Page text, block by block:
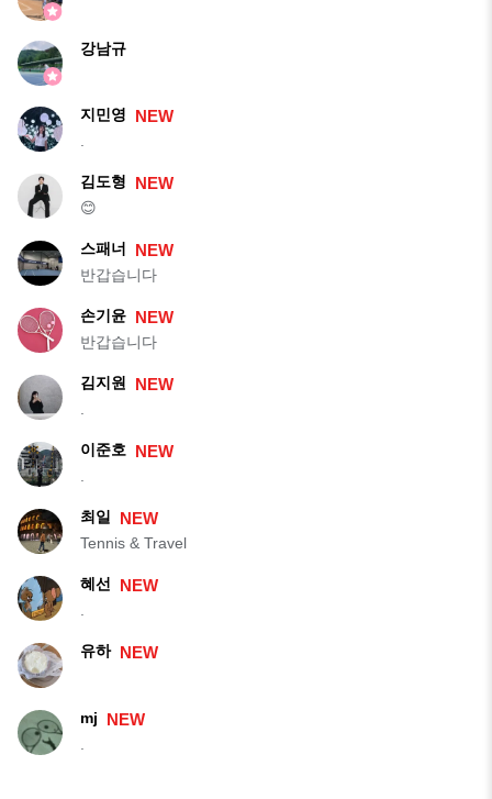
강남규
지민영 NEW
김도형 NEW
😊
스패너 NEW
반갑습니다
손기윤 NEW
반갑습니다
김지원 NEW
이준호 NEW
최일 NEW
Tennis & Travel
혜선 NEW
유하 NEW
mj NEW